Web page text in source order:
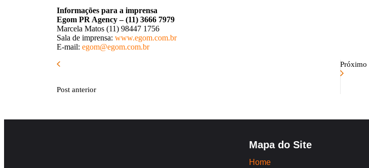
Informações para a imprensa
Egom PR Agency – (11) 3666 7979
Marcela Matos (11) 98447 1756
Sala de imprensa: www.egom.com.br
E-mail: egom@egom.com.br
Post anterior
Próximo
Mapa do Site
Home